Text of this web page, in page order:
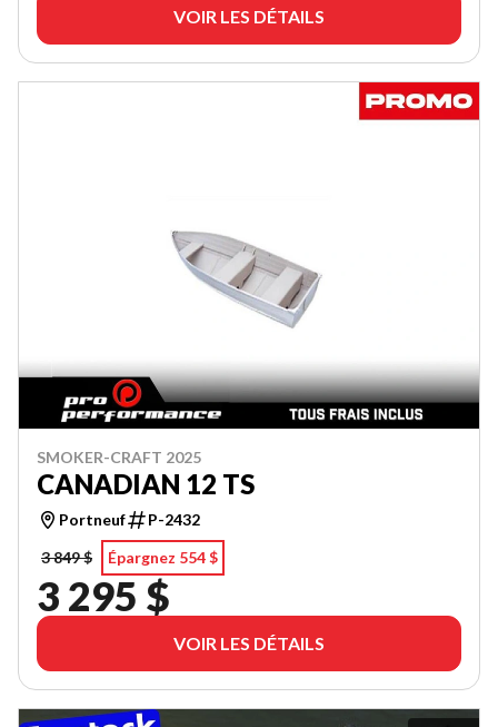
VOIR LES DÉTAILS
SMOKER-CRAFT 2025
CANADIAN 12 TS
Portneuf
P-2432
3 849 $
Épargnez 554 $
3 295 $
VOIR LES DÉTAILS